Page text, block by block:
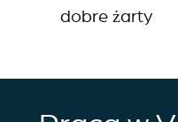
dobre żarty